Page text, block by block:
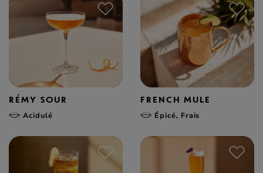
RÉMY SOUR
Acidulé
FRENCH MULE
Épicé, Frais